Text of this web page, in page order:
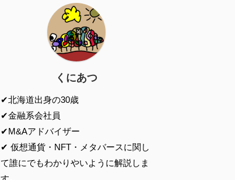
くにあつ
✔︎北海道出身の30歳
✔︎金融系会社員
✔︎M&Aアドバイザー
✔︎ 仮想通貨・NFT・メタバースに関し
て誰にでもわかりやいように解説しま